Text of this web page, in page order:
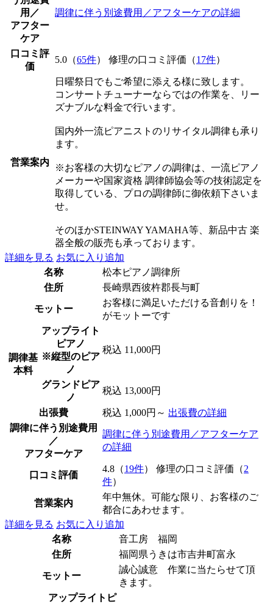
用／
アフター
ケア
調律に伴う別途費用／アフターケアの詳細
口コミ評
価
5.0（65件） 修理の口コミ評価（17件）
営業案内
日曜祭日でもご希望に添える様に致します。
コンサートチューナーならではの作業を、リー
ズナブルな料金で行います。
国内外一流ピアニストのリサイタル調律も承り
ます。
※お客様の大切なピアノの調律は、一流ピアノ
メーカーや国家資格 調律師協会等の技術認定を
取得している、プロの調律師に御依頼下さいま
せ。
そのほかSTEINWAY YAMAHA等、新品中古 楽
器全般の販売も承っております。
詳細を見る お気に入り追加
名称
松本ピアノ調律所
住所
長崎県西彼杵郡長与町
モットー
お客様に満足いただける音創りを！
がモットーです
調律基
本料
アップライト
ピアノ
※縦型のピア
ノ
税込 11,000円
グランドピア
ノ
税込 13,000円
出張費 税込 1,000円～ 出張費の詳細
調律に伴う別途費用
／
アフターケア
調律に伴う別途費用／アフターケア
の詳細
口コミ評価
4.8（19件） 修理の口コミ評価（2
件）
営業案内
年中無休。可能な限り、お客様のご
都合にあわせます。
詳細を見る お気に入り追加
名称
音工房 福岡
住所
福岡県うきは市吉井町富永
モットー
誠心誠意 作業に当たらせて頂
きます。
アップライトピ